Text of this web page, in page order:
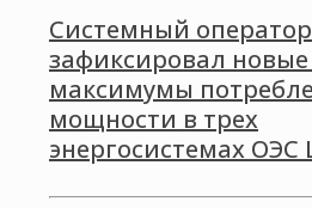
Системный оператор
зафиксировал
максимумы
мощности в трех
энергосистемах ОЭС